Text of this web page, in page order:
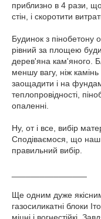
приблизно в 4 рази,
стін, і скоротити
Будинок з пінобетону
рівний за площею
дерев'яна кам'яного.
меншу вагу, ніж
заощадити і на
теплопровідності,
опаленні.
Ну, от і все, вибір
Сподіваємося, що
правильний вибір.
Ще одним дуже
газосиликатні блоки